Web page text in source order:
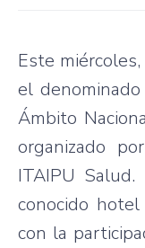
Este
el
Ámbito
organizado
ITAIPU
conocido
con la